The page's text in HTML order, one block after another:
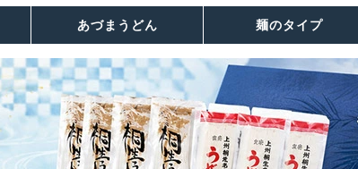
あづまうどん 麺のタイプ